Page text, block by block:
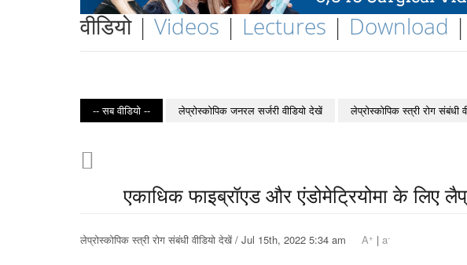
वीडियो | Videos | Lectures | Download |
-- सब वीडियो -- लेप्रोस्कोपिक जनरल सर्जरी वीडियो देखें लेप्रोस्कोपिक स्त्री रोग संबंधी
एकाधिक फाइब्रॉएड और एंडोमेट्रियोमा के लिए
लेप्रोस्कोपिक स्त्री रोग संबंधी वीडियो देखें / Jul 15th, 2022 5:34 am A+ | a-